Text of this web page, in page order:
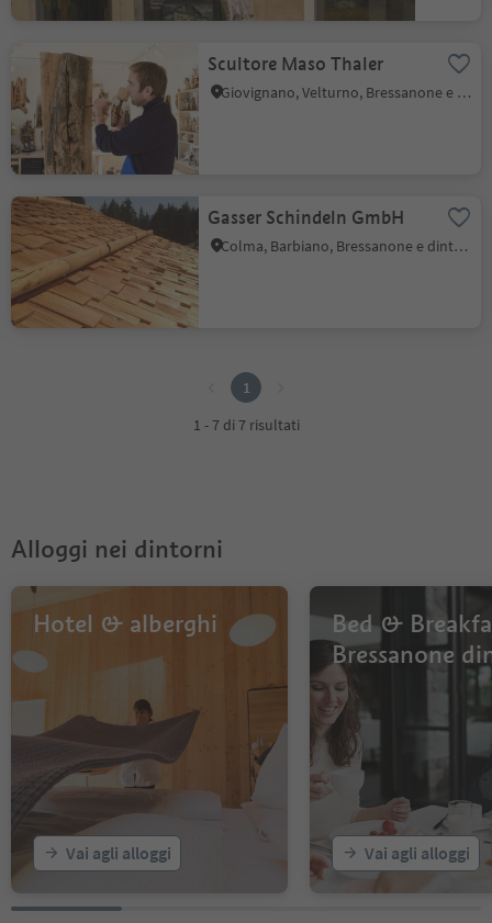
Scultore Maso Thaler
Giovignano, Velturno, Bressanone e dintorni
Gasser Schindeln GmbH
Colma, Barbiano, Bressanone e dintorni
1
1 - 7 di 7 risultati
Alloggi nei dintorni
Hotel & alberghi
Vai agli alloggi
Bed &
Bressanone
Vai agli alloggi